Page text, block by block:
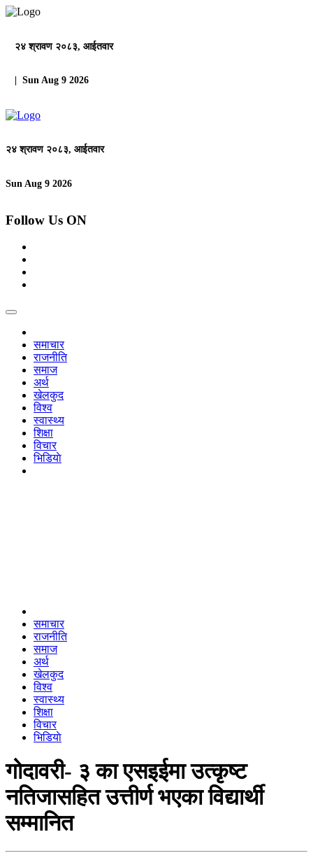
२४ श्रावण २०८३, आईतवार
| Sun Aug 9 2026
२४ श्रावण २०८३, आईतवार
Sun Aug 9 2026
Follow Us ON
समाचार
राजनीति
समाज
अर्थ
खेलकुद
विश्व
स्वास्थ्य
शिक्षा
विचार
भिडियाे
समाचार
राजनीति
समाज
अर्थ
खेलकुद
विश्व
स्वास्थ्य
शिक्षा
विचार
भिडियाे
गोदावरी- ३ का एसइईमा उत्कृष्ट
नतिजासहित उत्तीर्ण भएका विद्यार्थी
सम्मानित